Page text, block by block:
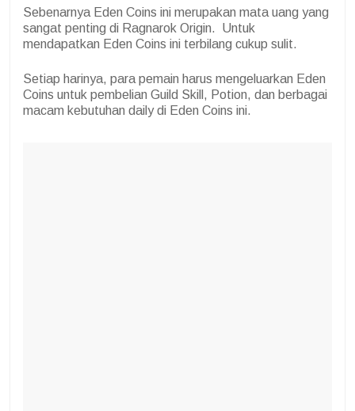
Sebenarnya Eden Coins ini merupakan mata uang yang
sangat penting di Ragnarok Origin. Untuk
mendapatkan Eden Coins ini terbilang cukup sulit.
Setiap harinya, para pemain harus mengeluarkan Eden
Coins untuk pembelian Guild Skill, Potion, dan berbagai
macam kebutuhan daily di Eden Coins ini.